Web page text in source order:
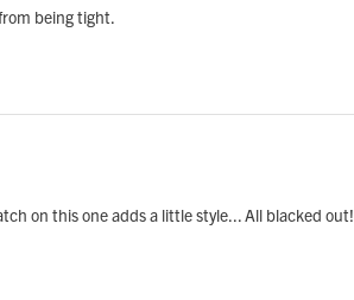
being tight.
on this one adds a little style... All blacked out!